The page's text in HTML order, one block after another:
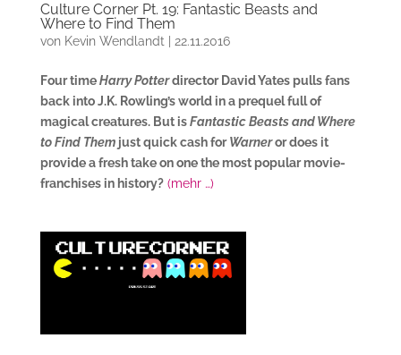
Culture Corner Pt. 19: Fantastic Beasts and
Where to Find Them
von Kevin Wendlandt| 22.11.2016
Four timeHarry Potterdirector David Yates pulls fans
back into J.K. Rowling’s world in a prequel full of
magical creatures. But isFantastic Beasts and Where
to Find Themjust quick cash forWarneror does it
provide a fresh take on one the most popular movie-
franchises in history? (mehr …)